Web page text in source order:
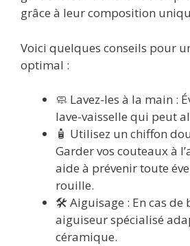
grâce à leur composition
Voici quelques conseils pour
optimal :
🧼 Lavez-les à la main :
lave-vaisselle qui peut
🧴 Utilisez un chiffon
Garder vos couteaux à
aide à prévenir toute
rouille.
🛠️ Aiguisage : En cas de
aiguiseur spécialisé
céramique.